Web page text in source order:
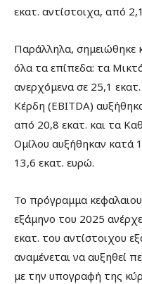
εκατ. αντίστοιχα, από
Παράλληλα, σημειώθηκε
όλα τα επίπεδα: τα
ανερχόμενα σε 25,1
Κέρδη (EBITDA)
από 20,8 εκατ. και τα
Ομίλου αυξήθηκαν κατά
13,6 εκατ. ευρώ.
Το πρόγραμμα
εξάμηνο του 2025
εκατ. του αντίστοιχου
αναμένεται να αυξηθεί
με την υπογραφή της